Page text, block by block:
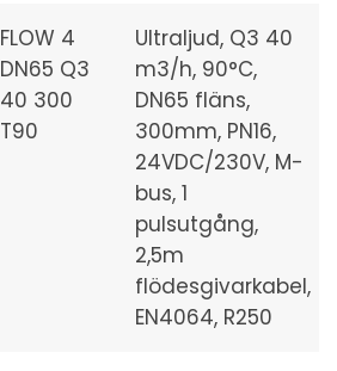
FLOW 4
DN65 Q3
40 300
T90
Ultraljud, Q3 40
m3/h, 90°C,
DN65 fläns,
300mm, PN16,
24VDC/230V, M-
bus, 1
pulsutgång,
2,5m
flödesgivarkabel,
EN4064, R250